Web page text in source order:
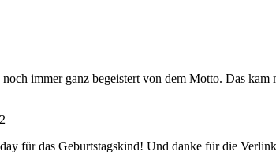
immer ganz begeistert von dem Motto. Das kam
für das Geburtstagskind! Und danke für die